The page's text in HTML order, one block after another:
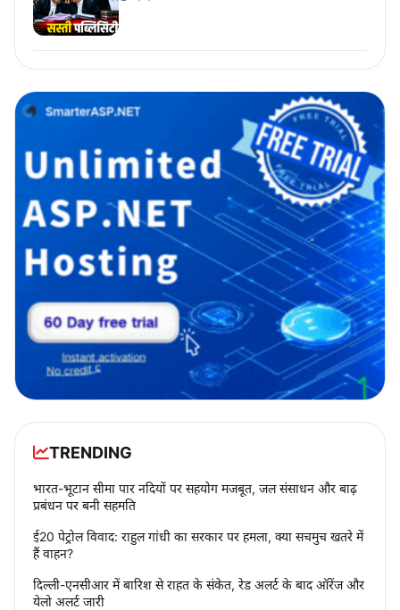
TRENDING
भारत-भूटान सीमा पार नदियों पर सहयोग मजबूत, जल संसाधन और बाढ़
प्रबंधन पर बनी सहमति
ई20 पेट्रोल विवाद: राहुल गांधी का सरकार पर हमला, क्या सचमुच खतरे में
हैं वाहन?
दिल्ली-एनसीआर में बारिश से राहत के संकेत, रेड अलर्ट के बाद ऑरेंज और
येलो अलर्ट जारी